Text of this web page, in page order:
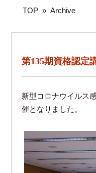
TOP » Archive
第135期資格認定
新型コロナウイルス
催となりました。